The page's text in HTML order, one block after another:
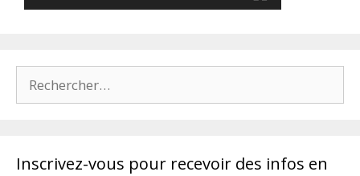
Inscrivez-vous pour recevoir des infos en